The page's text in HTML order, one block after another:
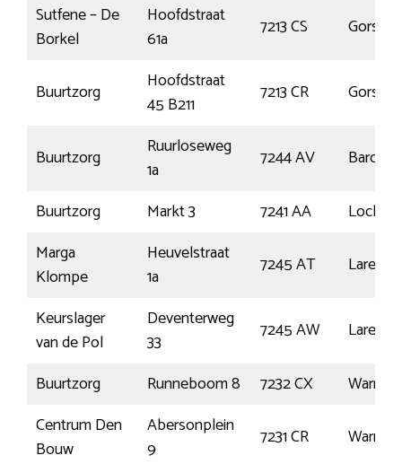
Sutfene – De
Borkel
Hoofdstraat
61a
7213 CS Gorssel
Buurtzorg
Hoofdstraat
45 B211
7213 CR Gorssel
Buurtzorg
Ruurloseweg
1a
7244 AV
Buurtzorg
Markt 3 7241 AA
Lochem
Marga
Klompe
Heuvelstraat
1a
7245 AT
Laren
Keurslager
van de Pol
Deventerweg
33
7245 AW
Laren
Buurtzorg
Runneboom 8 7232 CX
Centrum Den
Bouw
Abersonplein
9
7231 CR